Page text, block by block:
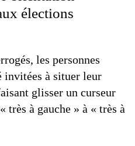
élections
les personnes
invitées à situer leur
glisser un curseur
très à gauche » à « très à